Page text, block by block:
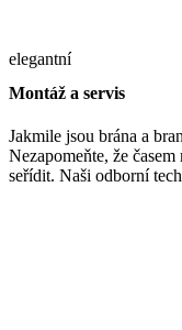
elegantní
Montáž a servis
Jakmile jsou brána a
Nezapomeňte, že
seřídit. Naši odborní